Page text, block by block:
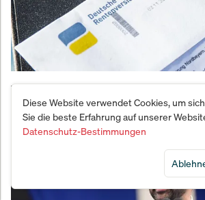
Wie der Geheim-Plan von Merz
deutschen Rentner an den
Diese Website verwendet Cookies, um
Sie die beste Erfahrung auf unserer
Datenschutz-Bestimmungen